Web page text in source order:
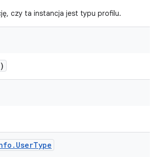
czy ta instancja jest typu profilu.
. UserType